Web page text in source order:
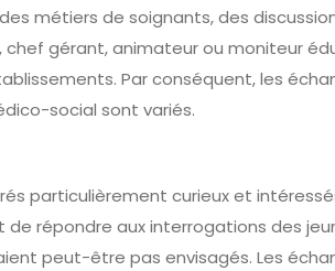
métiers de soignants, des
gérant, animateur ou moniteur
Par conséquent, les
social sont variés.
particulièrement curieux et
de répondre aux interrogations des
peut-être pas envisagés. Les